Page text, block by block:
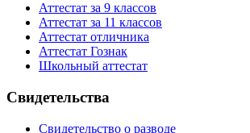
Аттестат за 9 классов
Аттестат за 11 классов
Аттестат отличника
Аттестат Гознак
Школьный аттестат
Свидетельства
Свидетельство о разводе